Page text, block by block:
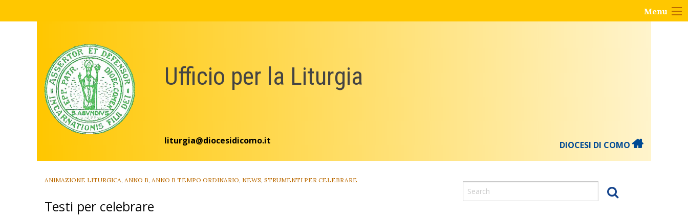
Menu
Ufficio per la Liturgia
liturgia@diocesidicomo.it DIOCESI DI COMO
ANIMAZIONE LITURGICA ANNO B ANNO B TEMPO ORDINARIO NEWS STRUMENTI PER CELEBRARE
Testi per celebrare